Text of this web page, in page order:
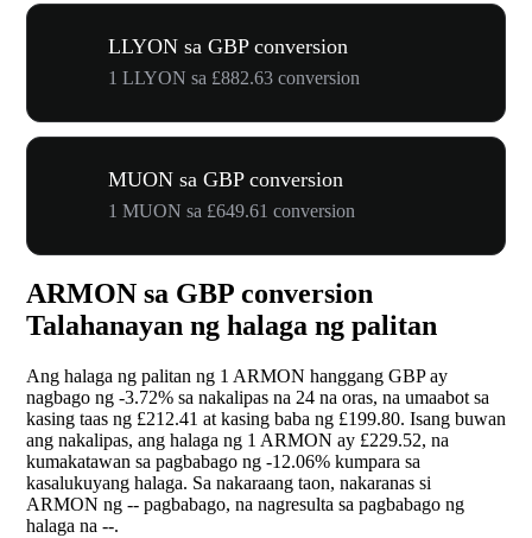
LLYON sa GBP conversion
1 LLYON sa £882.63 conversion
MUON sa GBP conversion
1 MUON sa £649.61 conversion
ARMON sa GBP conversion
Talahanayan ng halaga ng palitan
Ang halaga ng palitan ng 1 ARMON hanggang GBP ay
nagbago ng -3.72% sa nakalipas na 24 na oras, na umaabot sa
kasing taas ng £212.41 at kasing baba ng £199.80. Isang buwan
ang nakalipas, ang halaga ng 1 ARMON ay £229.52, na
kumakatawan sa pagbabago ng -12.06% kumpara sa
kasalukuyang halaga. Sa nakaraang taon, nakaranas si
ARMON ng -- pagbabago, na nagresulta sa pagbabago ng
halaga na --.